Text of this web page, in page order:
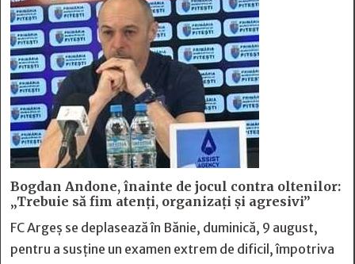
Bogdan Andone, înainte de jocul contra oltenilor:
„Trebuie să fim atenți, organizați și agresivi”
FC Argeș se deplasează în Bănie, duminică, 9 august,
pentru a susține un examen extrem de dificil, împotriva